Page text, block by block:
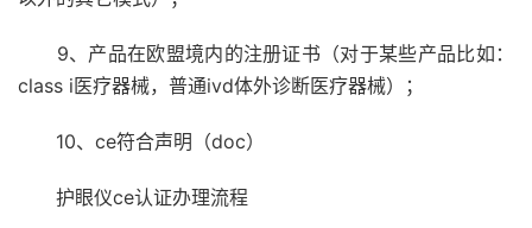
9、产品在欧盟境内的注册证书（对于某些产品比如：
class i医疗器械，普通ivd体外诊断医疗器械）；
10、ce符合声明（doc）
护眼仪ce认证办理流程